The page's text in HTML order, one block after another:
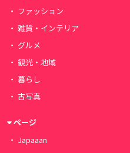
ファッション
雑貨・インテリア
グルメ
観光・地域
暮らし
古写真
ページ
Japaaan